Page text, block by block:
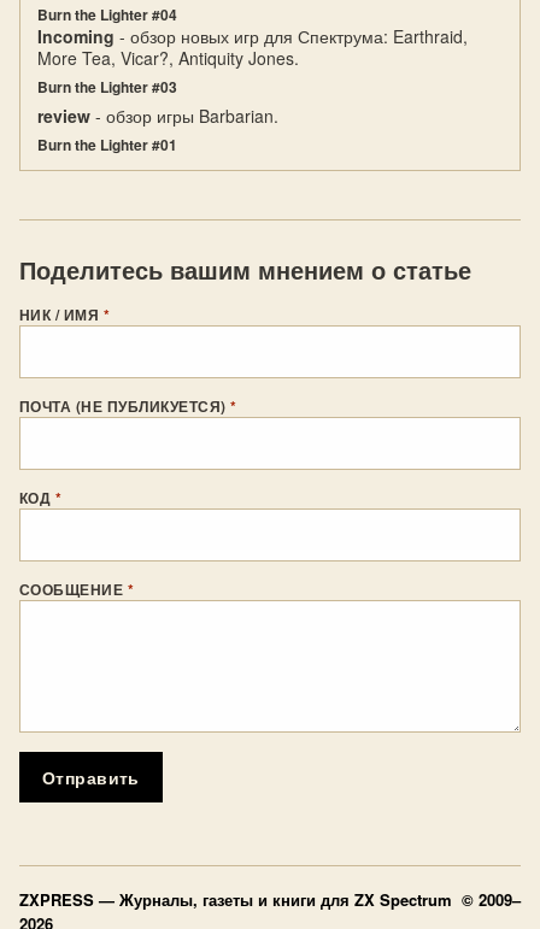
Burn the Lighter #04
Incoming - обзор новых игр для Спектрума: Earthraid,
More Tea, Vicar?, Antiquity Jones.
Burn the Lighter #03
review - обзор игры Barbarian.
Burn the Lighter #01
Поделитесь вашим мнением о статье
НИК / ИМЯ *
ПОЧТА (НЕ ПУБЛИКУЕТСЯ)*
КОД *
СООБЩЕНИЕ *
Отправить
ZXPRESS — Журналы, газеты и книги для ZX Spectrum © 2009–
2026